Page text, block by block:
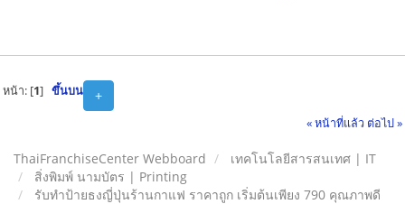
+
หน้า: [1] ขึ้นบน
« หน้าที่แล้ว ต่อไป »
ThaiFranchiseCenter Webboard
เทคโนโลยีสารสนเทศ | IT
สิ่งพิมพ์ นามบัตร | Printing
รับทำป้ายธงญี่ปุ่นร้านกาแฟ ราคาถูก เริ่มต้นเพียง 790 คุณภาพดี